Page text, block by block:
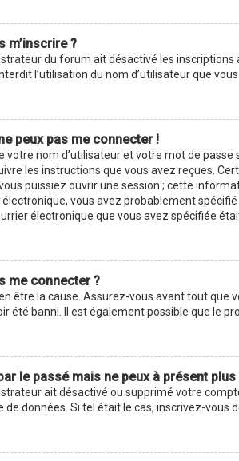
m’inscrire ?
du forum ait désactivé les
l’utilisation du nom d’utilisateur que
peux pas me connecter !
votre nom d’utilisateur et votre mot de
les instructions que vous avez reçues.
puissiez ouvrir une session ; cette
vous avez probablement
électronique que vous avez spécifiée
me connecter ?
être la cause. Assurez-vous avant tout
été banni. Il est également possible que le
le passé mais ne peux à présent
ait désactivé ou supprimé votre
de données. Si tel était le cas, inscrivez-